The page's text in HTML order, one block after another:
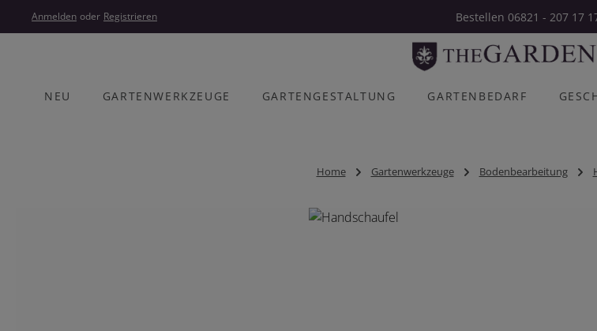
Hauptinhalt springen
Zur Hauptnavigation springen
Anmelden oder Registrieren Bestellen 06821 - 207 17
NEU GARTENWERKZEUGE GARTENGESTALTUNG GARTENBEDARF
Home Gartenwerkzeuge Bodenbearbeitung